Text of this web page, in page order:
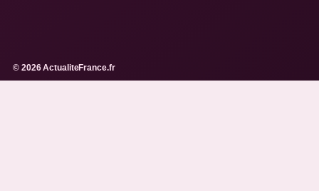
© 2026 ActualiteFrance.fr